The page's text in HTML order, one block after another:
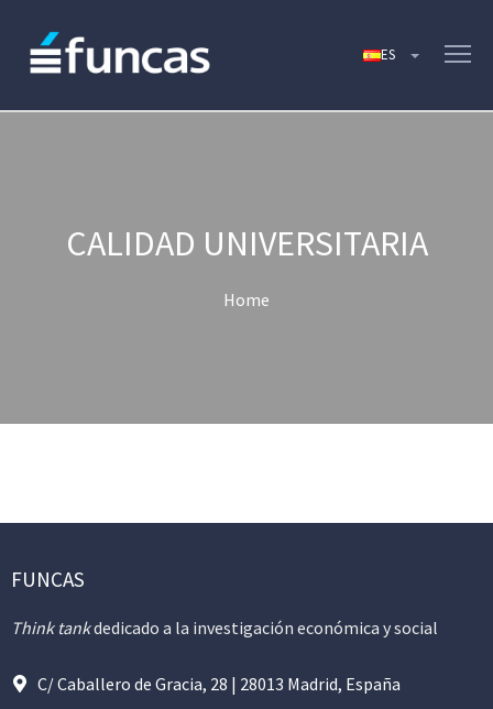
CALIDAD UNIVERSITARIA
Home
FUNCAS
Think tankdedicado a la investigación económica y social
C/ Caballero de Gracia, 28 | 28013 Madrid, España